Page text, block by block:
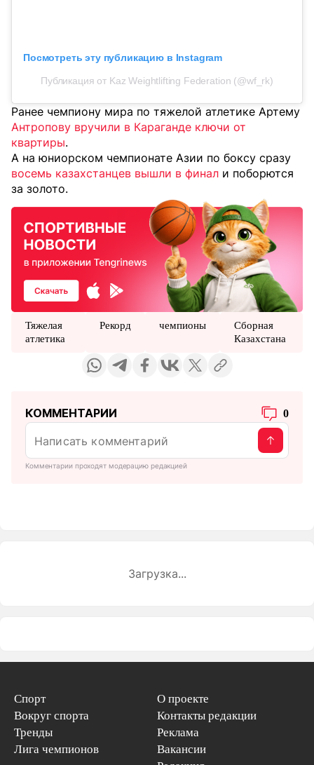
Посмотреть эту публикацию в Instagram
Публикация от Kaz Weightlifting Federation (@wf_rk)
Ранее чемпиону мира по тяжелой атлетике Артему
Антропову вручили в Караганде ключи от
квартиры.
А на юниорском чемпионате Азии по боксу сразу
восемь казахстанцев вышли в финал и поборются
за золото.
Тяжелая
атлетика
Рекорд чемпионы
Сборная
Казахстана
КОММЕНТАРИИ 0
Комментарии проходят модерацию редакцией
Загрузка...
Спорт
Вокруг спорта
Тренды
Лига чемпионов
О проекте
Контакты редакции
Реклама
Вакансии